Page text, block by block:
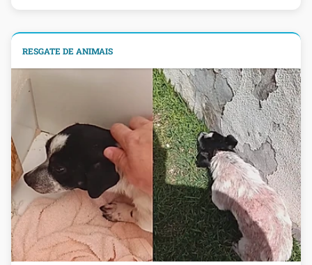
RESGATE DE ANIMAIS